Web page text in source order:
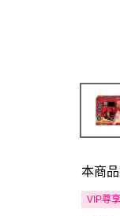
本商
VIP尊享